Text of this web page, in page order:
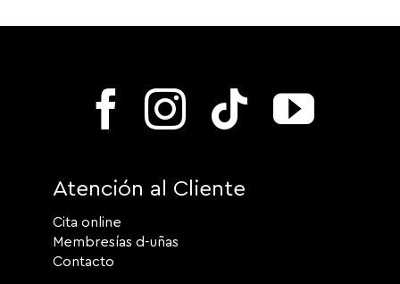
Atención al Cliente
Cita online
Membresías d-uñas
Contacto